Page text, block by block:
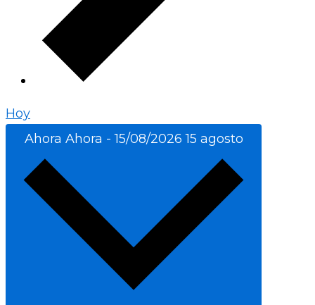
Hoy
Ahora Ahora -15/08/202615 agosto